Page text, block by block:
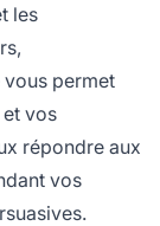
les
permet
vos
répondre aux
vos